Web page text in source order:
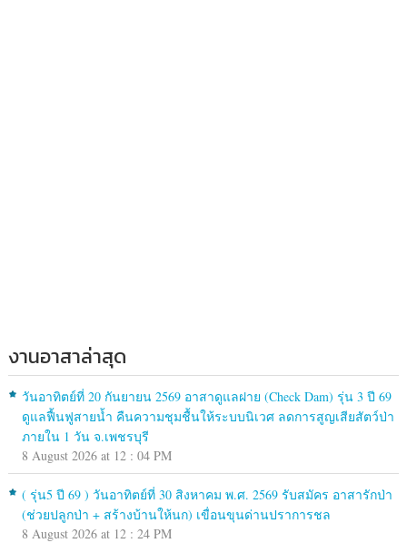
งานอาสาล่าสุด
วันอาทิตย์ที่ 20 กันยายน 2569 อาสาดูแลฝาย (Check Dam) รุ่น 3 ปี 69
ดูแลฟื้นฟูสายน้ำ คืนความชุมชื้นให้ระบบนิเวศ ลดการสูญเสียสัตว์ป่า
ภายใน 1 วัน จ.เพชรบุรี
8 August 2026 at 12 : 04 PM
( รุ่น5 ปี 69 ) วันอาทิตย์ที่ 30 สิงหาคม พ.ศ. 2569 รับสมัคร อาสารักป่า
(ช่วยปลูกป่า + สร้างบ้านให้นก) เขื่อนขุนด่านปราการชล
8 August 2026 at 12 : 24 PM